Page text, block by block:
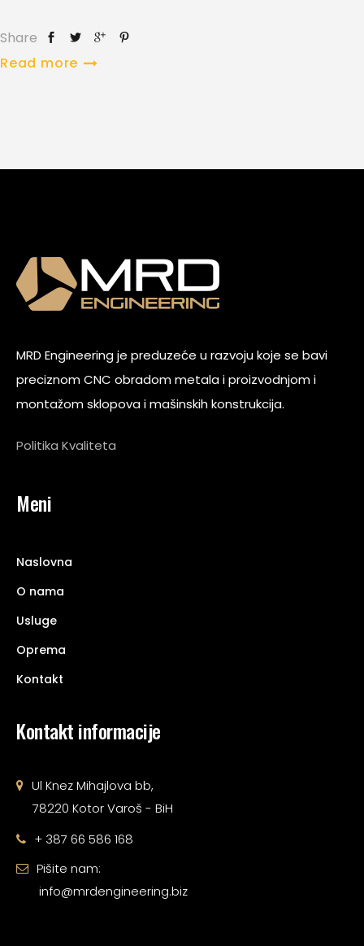
Share
Read more
MRD Engineering je preduzeće u razvoju koje se bavi
preciznom CNC obradom metala i proizvodnjom i
montažom sklopova i mašinskih konstrukcija.
Politika Kvaliteta
Meni
Naslovna
O nama
Usluge
Oprema
Kontakt
Kontakt informacije
Ul Knez Mihajlova bb,
78220 Kotor Varoš - BiH
+ 387 66 586 168
Pišite nam:
info@mrdengineering.biz